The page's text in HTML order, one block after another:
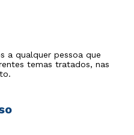
a qualquer pessoa que
temas tratados, nas